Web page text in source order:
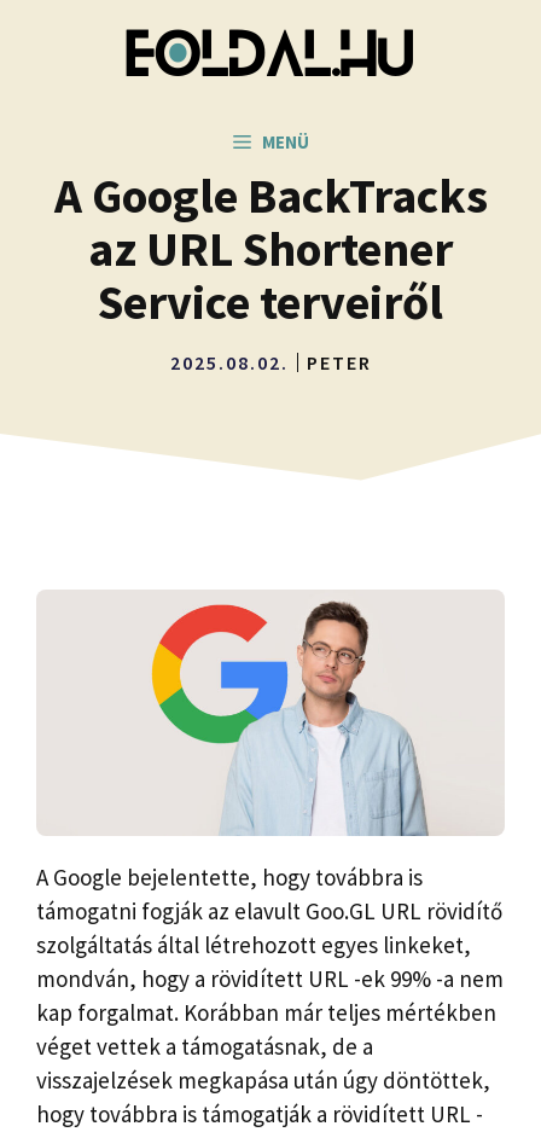
MENÜ
A Google BackTracks
az URL Shortener
Service terveiről
2025.08.02. PETER
A Google bejelentette, hogy továbbra is
támogatni fogják az elavult Goo.GL URL rövidítő
szolgáltatás által létrehozott egyes linkeket,
mondván, hogy a rövidített URL -ek 99% -a nem
kap forgalmat. Korábban már teljes mértékben
véget vettek a támogatásnak, de a
visszajelzések megkapása után úgy döntöttek,
hogy továbbra is támogatják a rövidített URL -